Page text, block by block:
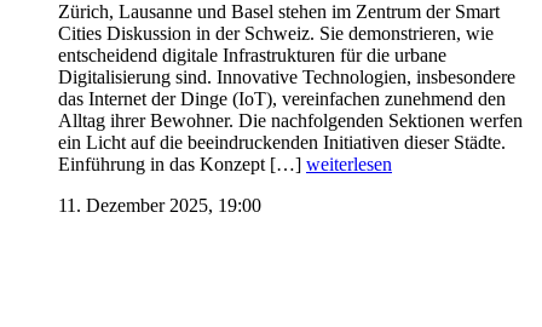
Zürich, Lausanne und Basel stehen im Zentrum der Smart
Cities Diskussion in der Schweiz. Sie demonstrieren, wie
entscheidend digitale Infrastrukturen für die urbane
Digitalisierung sind. Innovative Technologien, insbesondere
das Internet der Dinge (IoT), vereinfachen zunehmend den
Alltag ihrer Bewohner. Die nachfolgenden Sektionen werfen
ein Licht auf die beeindruckenden Initiativen dieser Städte.
Einführung in das Konzept […] weiterlesen
11. Dezember 2025, 19:00